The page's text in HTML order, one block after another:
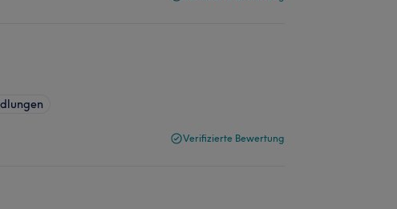
Verifizierte Bewertung